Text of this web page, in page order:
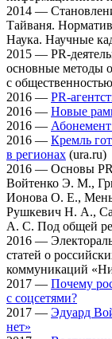
2014 —
Тайваня.
Наука. Научные
2015 — PR-
основные методы
с
2016 — PR-
2016 — Новые
2016 —
2016 — Кремль
в регионах (ura.ru)
2016 — Основы
Войтенко Э. М.,
Ионова О. Е.,
Рушкевич Н. А.,
А. С. Под общей
2016 —
статей о
коммуникаций
2017 — Почему
с соцсетями?
2017 — Эдуард
нет»